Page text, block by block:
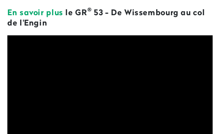
En savoir plus le GR® 53 - De Wissembourg au col
de l'Engin